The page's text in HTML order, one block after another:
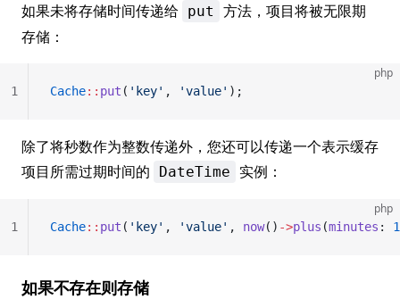
如果未将存储时间传递给 put
方法，项目将被无限期
存储：
php
Cache:: put ( 'key' , 'value' );
1
除了将秒数作为整数传递外，您还可以传递一个表示缓存
项目所需过期时间的
DateTime 实例：
php
Cache:: put ( 'key' , 'value' , now() ->plus (minutes :
1
如果不存在则存储